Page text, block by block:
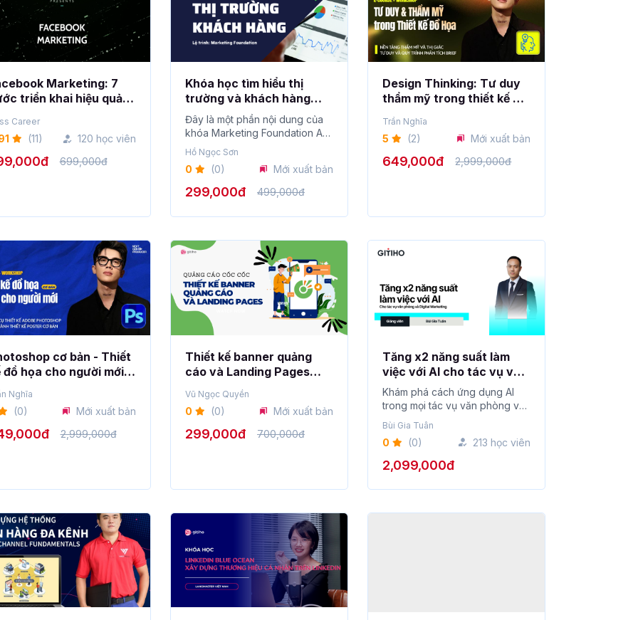
Marketing: 7
triển khai hiệu quả
Career
(11) 120 học viên
699,000đ
Khóa học tìm hiểu thị
trường và khách hàng
cho doanh nghiệp
Đây là một phần nội dung của
khóa Marketing Foundation A-
Z...
Hồ Ngọc Sơn
0 (0) Mới xuất bản
299,000đ 499,000đ
Design Thinking: Tư duy
thẩm mỹ trong thiết kế đồ
họa
Trần Nghĩa
5 (2) Mới xuất bản
649,000đ 2,999,000đ
cơ bản - Thiết
đồ họa cho người mới
đầu
Nghĩa
(0) Mới xuất bản
2,999,000đ
Thiết kế banner quảng
cáo và Landing Pages
cùng quảng cáo Cốc Cốc
Vũ Ngọc Quyền
0 (0) Mới xuất bản
299,000đ 700,000đ
Tăng x2 năng suất làm
việc với AI cho tác vụ văn
phòng và digital
marketing
Khám phá cách ứng dụng AI
trong mọi tác vụ văn phòng và
sản xuất nội ...
Bùi Gia Tuân
0 (0) 213 học viên
2,099,000đ